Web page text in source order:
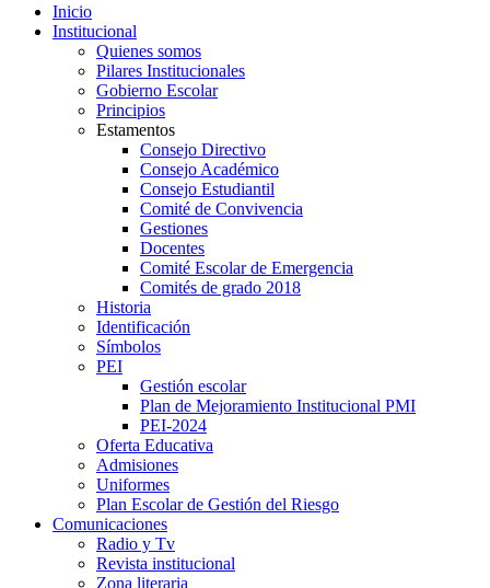
Inicio
Institucional
Quienes somos
Pilares Institucionales
Gobierno Escolar
Principios
Estamentos
Consejo Directivo
Consejo Académico
Consejo Estudiantil
Comité de Convivencia
Gestiones
Docentes
Comité Escolar de Emergencia
Comités de grado 2018
Historia
Identificación
Símbolos
PEI
Gestión escolar
Plan de Mejoramiento Institucional PMI
PEI-2024
Oferta Educativa
Admisiones
Uniformes
Plan Escolar de Gestión del Riesgo
Comunicaciones
Radio y Tv
Revista institucional
Zona literaria